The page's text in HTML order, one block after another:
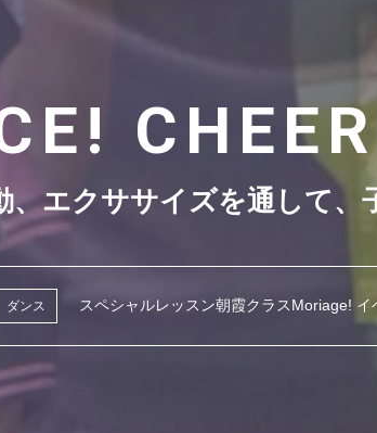
、エクササイズを通して
ダンス スペシャルレッスン朝霞クラスMoriage! イ